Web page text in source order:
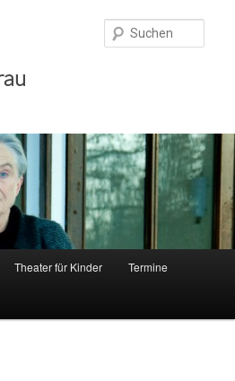
Theater für Kinder Termine